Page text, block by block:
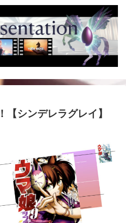
【シンデレラグレイ】